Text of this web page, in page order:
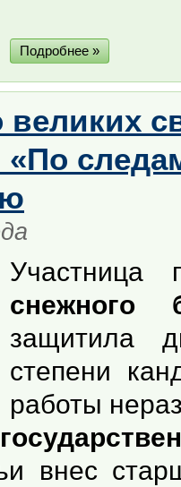
Подробнее »
«По
Участница
снежного
защитила
степени
работы
внес